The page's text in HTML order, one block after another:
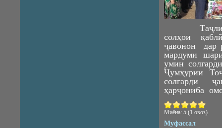
Таҷлили
солҳои
ҷавонон дар
мардуми
умин
Ҷумҳурии
солгарди
ҳарҷониба
Миёна: 5 (1 овоз)
Муфассал